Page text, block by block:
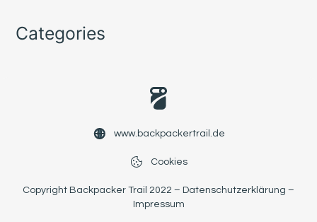
Categories
www.backpackertrail.de
Cookies
Copyright Backpacker Trail 2022 – Datenschutzerklärung –
Impressum